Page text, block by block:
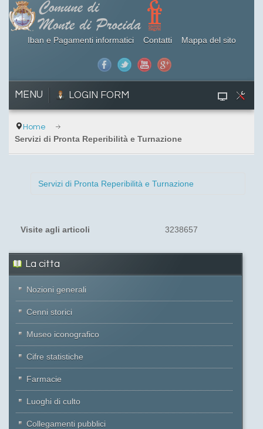
Iban e Pagamenti informatici Contatti Mappa del sito
MENU LOGIN FORM
Home
Servizi di Pronta Reperibilità e Turnazione
Servizi di Pronta Reperibilità e Turnazione
Visite agli articoli 3238657
La citta
Nozioni generali
Cenni storici
Museo iconografico
Cifre statistiche
Farmacie
Luoghi di culto
Collegamenti pubblici